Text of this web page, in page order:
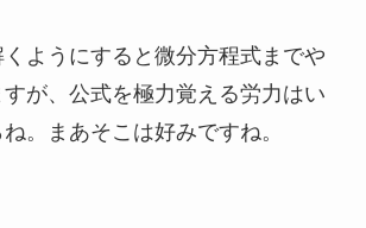
ようにすると微分方程式までや
が、公式を極力覚える労力はい
。まあそこは好みですね。